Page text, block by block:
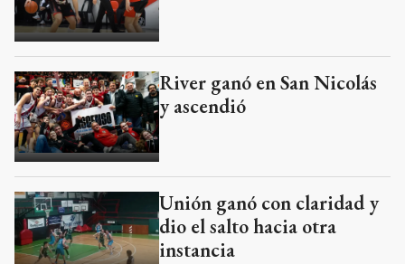
River ganó en San Nicolás
y ascendió
Unión ganó con claridad y
dio el salto hacia otra
instancia